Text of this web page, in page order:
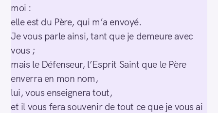
moi :
elle est du Père, qui m’a envoyé.
Je vous parle ainsi, tant que je demeure avec
vous ;
mais le Défenseur, l’Esprit Saint que le Père
enverra en mon nom,
lui, vous enseignera tout,
et il vous fera souvenir de tout ce que je vous ai